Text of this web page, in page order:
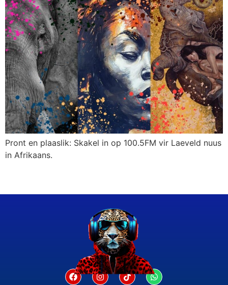
Pront en plaaslik: Skakel in op 100.5FM vir Laeveld nuus
in Afrikaans.